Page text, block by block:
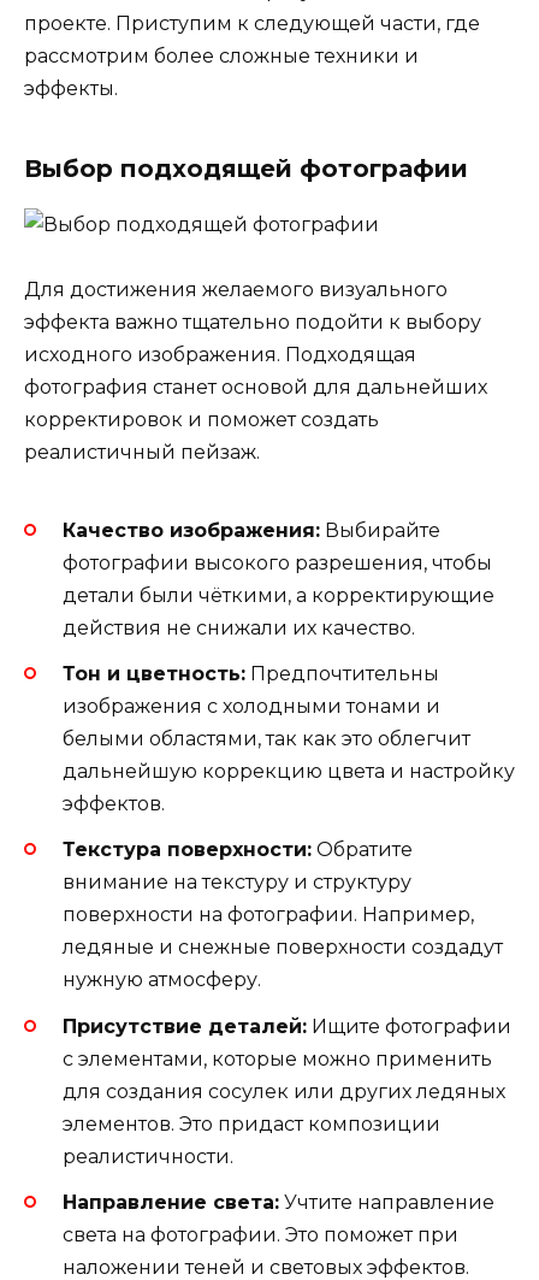
проекте. Приступим к следующей части, где
рассмотрим более сложные техники и
эффекты.
Выбор подходящей фотографии
Для достижения желаемого визуального
эффекта важно тщательно подойти к выбору
исходного изображения. Подходящая
фотография станет основой для дальнейших
корректировок и поможет создать
реалистичный пейзаж.
Качество изображения: Выбирайте
фотографии высокого разрешения, чтобы
детали были чёткими, а корректирующие
действия не снижали их качество.
Тон и цветность: Предпочтительны
изображения с холодными тонами и
белыми областями, так как это облегчит
дальнейшую коррекцию цвета и настройку
эффектов.
Текстура поверхности: Обратите
внимание на текстуру и структуру
поверхности на фотографии. Например,
ледяные и снежные поверхности создадут
нужную атмосферу.
Присутствие деталей: Ищите фотографии
с элементами, которые можно применить
для создания сосулек или других ледяных
элементов. Это придаст композиции
реалистичности.
Направление света: Учтите направление
света на фотографии. Это поможет при
наложении теней и световых эффектов.